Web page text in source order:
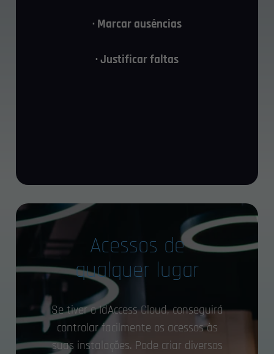
· Marcar ausências
· Justificar faltas
Acessos de
qualquer lugar
Se tiver o IdAccess Cloud, conseguirá
controlar facilmente os acessos às
suas instalações. Pode criar diversos